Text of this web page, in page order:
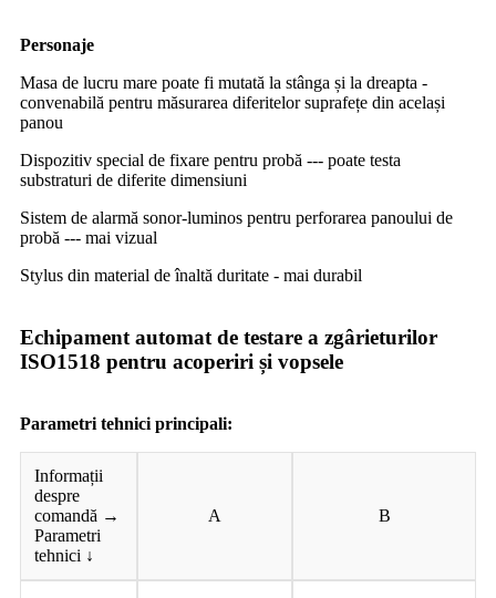
Personaje
Masa de lucru mare poate fi mutată la stânga și la dreapta -
convenabilă pentru măsurarea diferitelor suprafețe din același
panou
Dispozitiv special de fixare pentru probă --- poate testa
substraturi de diferite dimensiuni
Sistem de alarmă sonor-luminos pentru perforarea panoului de
probă --- mai vizual
Stylus din material de înaltă duritate - mai durabil
Echipament automat de testare a zgârieturilor
ISO1518 pentru acoperiri și vopsele
Parametri tehnici principali:
Informații
despre
comandă →
Parametri
tehnici ↓
A B